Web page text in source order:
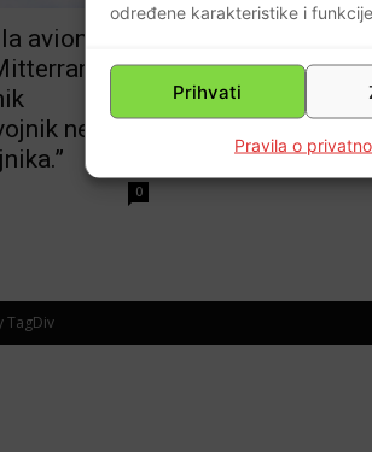
određene karakteristike i
Prihvati
Pravila o
avione od
neće
0
TagDiv